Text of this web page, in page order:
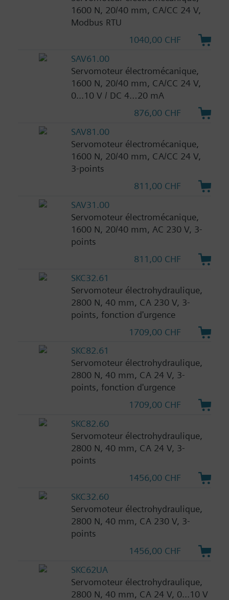
1600 N, 20/40 mm, CA/CC 24 V,
Modbus RTU
1040,00 CHF
SAV61.00
Servomoteur électromécanique,
1600 N, 20/40 mm, CA/CC 24 V,
0...10 V / DC 4…20 mA
876,00 CHF
SAV81.00
Servomoteur électromécanique,
1600 N, 20/40 mm, CA/CC 24 V,
3-points
811,00 CHF
SAV31.00
Servomoteur électromécanique,
1600 N, 20/40 mm, AC 230 V, 3-
points
811,00 CHF
SKC32.61
Servomoteur électrohydraulique,
2800 N, 40 mm, CA 230 V, 3-
points, fonction d'urgence
1709,00 CHF
SKC82.61
Servomoteur électrohydraulique,
2800 N, 40 mm, CA 24 V, 3-
points, fonction d'urgence
1709,00 CHF
SKC82.60
Servomoteur électrohydraulique,
2800 N, 40 mm, CA 24 V, 3-
points
1456,00 CHF
SKC32.60
Servomoteur électrohydraulique,
2800 N, 40 mm, CA 230 V, 3-
points
1456,00 CHF
SKC62UA
Servomoteur électrohydraulique,
2800 N, 40 mm, CA 24 V, 0...10 V